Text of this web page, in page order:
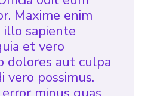
Maxime enim
illo sapiente
et vero
dolores aut culpa
vero possimus.